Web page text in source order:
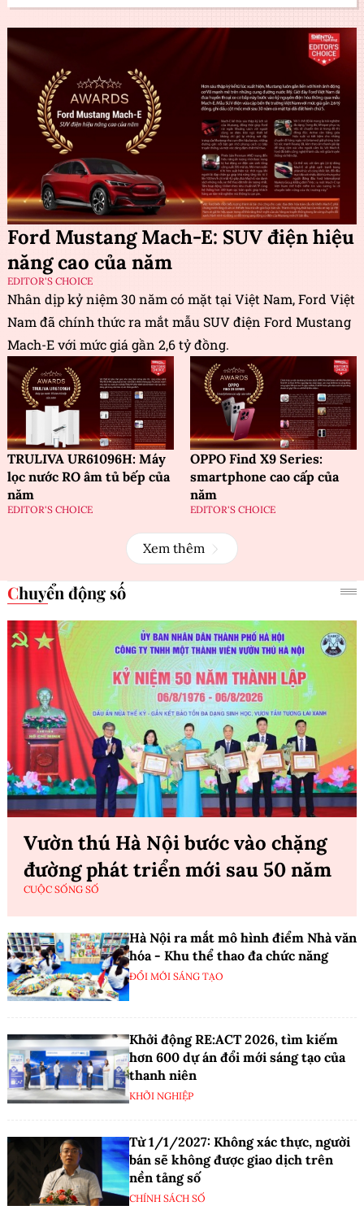
Ford Mustang Mach-E: SUV điện hiệu
năng cao của năm
EDITOR'S CHOICE
Nhân dịp kỷ niệm 30 năm có mặt tại Việt Nam, Ford Việt
Nam đã chính thức ra mắt mẫu SUV điện Ford Mustang
Mach-E với mức giá gần 2,6 tỷ đồng.
TRULIVA UR61096H: Máy
lọc nước RO âm tủ bếp của
năm
EDITOR'S CHOICE
OPPO Find X9 Series:
smartphone cao cấp của
năm
EDITOR'S CHOICE
Xem thêm
Chuyển động số
Vườn thú Hà Nội bước vào chặng
đường phát triển mới sau 50 năm
CUỘC SỐNG SỐ
Hà Nội ra mắt mô hình điểm Nhà văn
hóa - Khu thể thao đa chức năng
ĐỔI MỚI SÁNG TẠO
Khởi động RE:ACT 2026, tìm kiếm
hơn 600 dự án đổi mới sáng tạo của
thanh niên
KHỞI NGHIỆP
Từ 1/1/2027: Không xác thực, người
bán sẽ không được giao dịch trên
nền tảng số
CHÍNH SÁCH SỐ